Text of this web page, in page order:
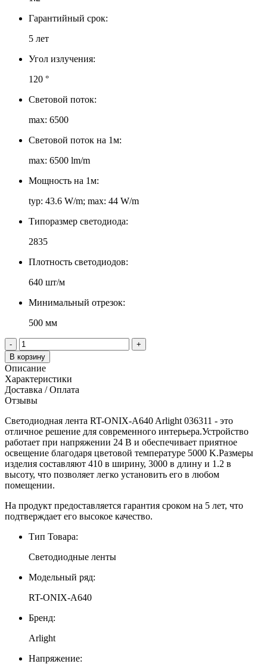
Гарантийный срок:
5 лет
Угол излучения:
120 °
Световой поток:
max: 6500
Световой поток на 1м:
max: 6500 lm/m
Мощность на 1м:
typ: 43.6 W/m; max: 44 W/m
Типоразмер светодиода:
2835
Плотность светодиодов:
640 шт/м
Минимальный отрезок:
500 мм
-
+
В корзину
Описание
Характеристики
Доставка / Оплата
Отзывы
Светодиодная лента RT-ONIX-A640 Arlight 036311 - это
отличное решение для современного интерьера.Устройство
работает при напряжении 24 В и обеспечивает приятное
освещение благодаря цветовой температуре 5000 K.Размеры
изделия составляют 410 в ширину, 3000 в длину и 1.2 в
высоту, что позволяет легко установить его в любом
помещении.
На продукт предоставляется гарантия сроком на 5 лет, что
подтверждает его высокое качество.
Тип Товара:
Светодиодные ленты
Модельный ряд:
RT-ONIX-A640
Бренд:
Arlight
Напряжение: